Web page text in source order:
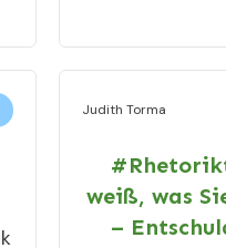
Judith Torma
weiß, was
–